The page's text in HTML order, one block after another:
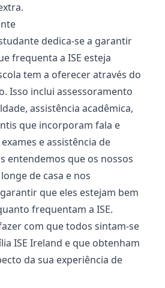
dedica-se a garantir
frequenta a ISE esteja
tem a oferecer através do
Isso inclui assessoramento
assistência acadêmica,
que incorporam fala e
e assistência de
entendemos que os nossos
de casa e nos
que eles estejam bem
frequentam a ISE.
com que todos sintam-se
ISE Ireland e que obtenham
da sua experiência de